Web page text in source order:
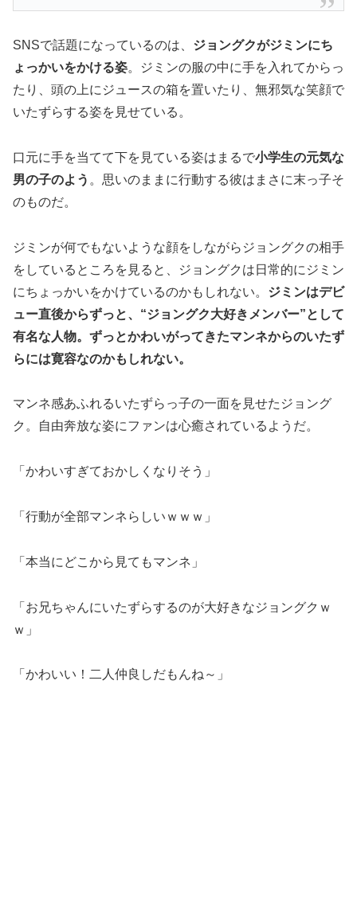
SNSで話題になっているのは、 ジョングクがジミンにち
ょっかいをかける姿。ジミンの服の中に手を入れてからっ
たり、頭の上にジュースの箱を置いたり、無邪気な笑顔で
いたずらする姿を見せている。
口元に手を当てて下を見ている姿はまるで小学生の元気な
男の子のよう 。思いのままに行動する彼はまさに末っ子そ
のものだ。
ジミンが何でもないような顔をしながらジョングクの相手
をしているところを見ると、ジョングクは日常的にジミン
にちょっかいをかけているのかもしれない。 ジミンはデビ
ュー直後からずっと、“ジョングク大好きメンバー”として
有名な人物。ずっとかわいがってきたマンネからのいたず
らには寛容なのかもしれない。
マンネ感あふれるいたずらっ子の一面を見せたジョング
ク。自由奔放な姿にファンは心癒されているようだ。
「かわいすぎておかしくなりそう」
「行動が全部マンネらしいｗｗｗ」
「本当にどこから見てもマンネ」
「お兄ちゃんにいたずらするのが大好きなジョングクｗ
ｗ」
「かわいい！二人仲良しだもんね～」